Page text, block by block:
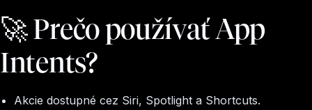
🚀 Prečo používať App
Intents?
Akcie dostupné cez Siri, Spotlight a Shortcuts.